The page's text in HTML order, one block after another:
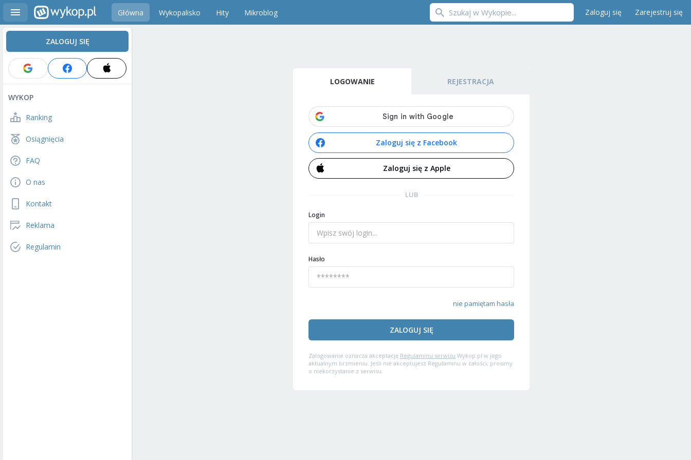
Główna Wykopalisko Hity Mikroblog Zaloguj się Zarejestruj się
ZALOGUJ SIĘ
WYKOP
Ranking
Osiągnięcia
FAQ
O nas
Kontakt
Reklama
Regulamin
LOGOWANIE REJESTRACJA
Zaloguj się z Facebook
Zaloguj się z Apple
LUB
Login
Hasło
nie pamiętam hasła
ZALOGUJ SIĘ
Zalogowanie oznacza akceptację Regulaminu serwisu Wykop.pl w jego
aktualnym brzmieniu. Jeśli nie akceptujesz Regulaminu w całości, prosimy
o niekorzystanie z serwisu.